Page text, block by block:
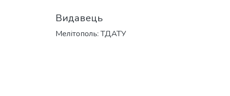
Видавець
Мелітополь: ТДАТУ